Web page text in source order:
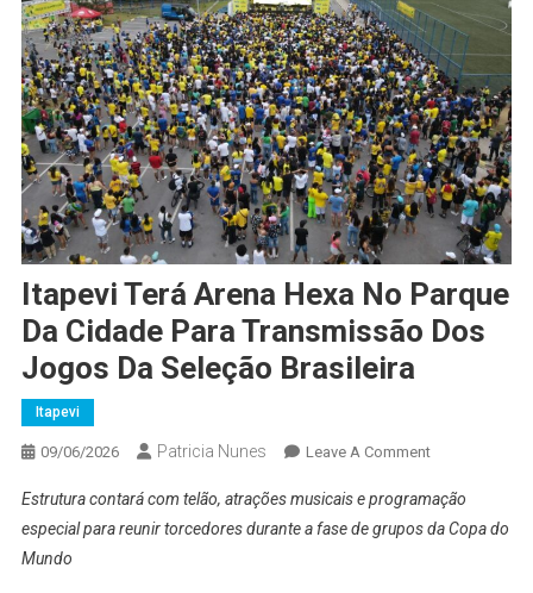
Itapevi Terá Arena Hexa No Parque
Da Cidade Para Transmissão Dos
Jogos Da Seleção Brasileira
Itapevi
09/06/2026 Patricia Nunes Leave A CommentOn
Terá
Arena
Estrutura contará com telão, atrações musicais e programação
especial para reunir torcedores durante a fase de grupos da Copa do
Mundo